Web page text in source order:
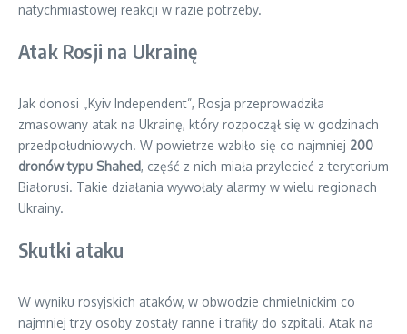
natychmiastowej reakcji w razie potrzeby.
Atak Rosji na Ukrainę
Jak donosi „Kyiv Independent”, Rosja przeprowadziła
zmasowany atak na Ukrainę, który rozpoczął się w godzinach
przedpołudniowych. W powietrze wzbiło się co najmniej 200
dronów typu Shahed, część z nich miała przylecieć z terytorium
Białorusi. Takie działania wywołały alarmy w wielu regionach
Ukrainy.
Skutki ataku
W wyniku rosyjskich ataków, w obwodzie chmielnickim co
najmniej trzy osoby zostały ranne i trafiły do szpitali. Atak na